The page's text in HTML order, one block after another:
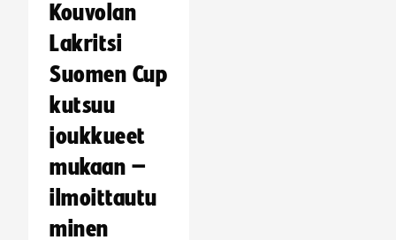
Kouvolan
Lakritsi
Suomen Cup
kutsuu
joukkueet
mukaan –
ilmoittautu
minen